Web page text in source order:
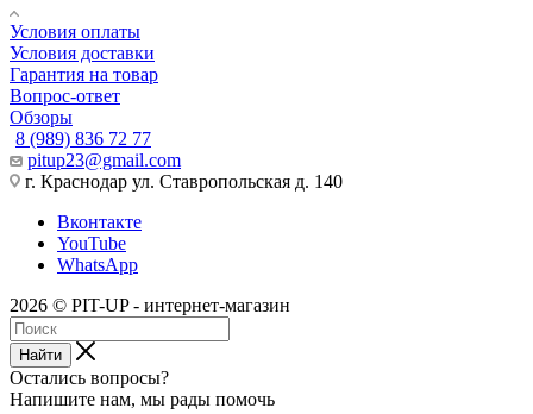
Условия оплаты
Условия доставки
Гарантия на товар
Вопрос-ответ
Обзоры
8 (989) 836 72 77
pitup23@gmail.com
г. Краснодар ул. Ставропольская д. 140
Вконтакте
YouTube
WhatsApp
2026 © PIT-UP - интернет-магазин
Найти
Остались вопросы?
Напишите нам, мы рады помочь